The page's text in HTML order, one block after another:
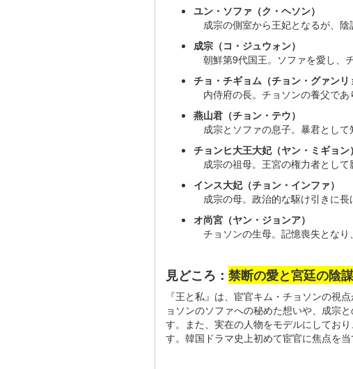
ユン・ソファ（ク・ヘソン）
成宗の側室から王妃となるが、陰
成宗（コ・ジュウォン）
朝鮮第9代国王。ソファを愛し、
チョ・チギョム（チョン・グァンリ
内侍府の長。チョソンの養父であ
燕山君（チョン・テウ）
成宗とソファの息子。暴君として
チョンヒ大王大妃（ヤン・ミギョン）
成宗の祖母。王宮の権力者として
インス大妃（チョン・インファ）
成宗の母。政治的な駆け引きに長
オ尚宮（ヤン・ジョンア）
チョソンの生母。記憶喪失となり
見どころ： 禁断の愛と宮廷の陰
『王と私』は、宦官キム・チョソンの視
ョソンのソファへの秘めた想いや、成宗
す。また、実在の人物をモデルにしてお
す。韓国ドラマ史上初めて宦官に焦点を当